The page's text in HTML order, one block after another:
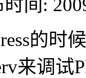
间:
的时
来调试